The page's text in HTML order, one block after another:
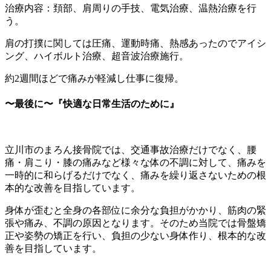
治療内容：頚部、肩周りの手技、電気治療、温熱治療を行
う。
肩の打撲に関しては圧痛、運動時痛、熱感あったのでアイシ
ング、ハイボルト治療、超音波治療施行。
約2週間ほどで痛みが軽減し仕事に復帰。
〜最後に〜『快適な日常生活のために』
立川市のまろん接骨院では、交通事故治療だけでなく、腰
痛・肩こり・膝の痛みなど様々な体の不調に対して、痛みを
一時的に和らげるだけでなく、痛みを繰り返さないための根
本的な改善を目指しています。
身体が歪むと全身の各部位に余分な負担がかかり、筋肉の緊
張や痛み、不調の原因となります。そのため当院では骨盤矯
正や姿勢の矯正を行い、負担の少ない身体作り、根本的な改
善を目指しています。